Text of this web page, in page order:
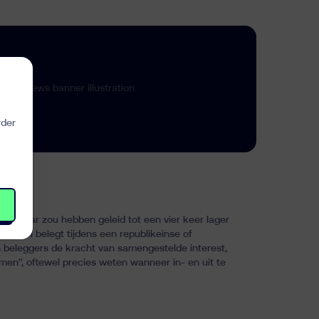
jaar zou hebben geleid tot een vier keer lager
enkel belegt tijdens een republikeinse of
de kracht van samengestelde interest,
oftewel precies weten wanneer in- en uit te